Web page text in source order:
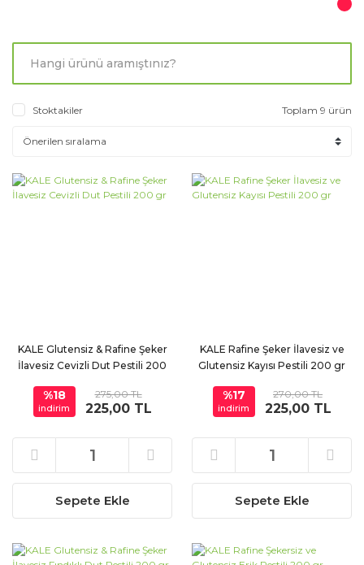
Stoktakiler Toplam 9 ürün
KALE Glutensiz & Rafine Şeker
İlavesiz Cevizli Dut Pestili 200
%18
indirim
275,00 TL
225,00 TL
Sepete Ekle
KALE Rafine Şeker İlavesiz ve
Glutensiz Kayısı Pestili 200 gr
%17
indirim
270,00 TL
225,00 TL
Sepete Ekle